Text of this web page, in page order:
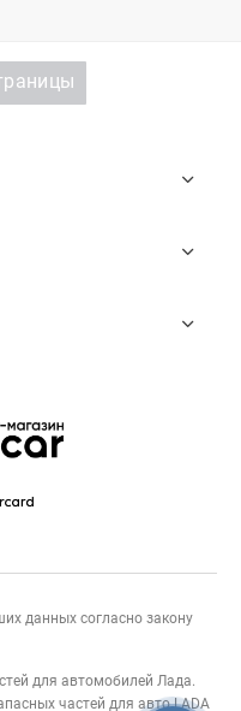
данных согласно закону
для автомобилей Лада.
частей для авто LADA